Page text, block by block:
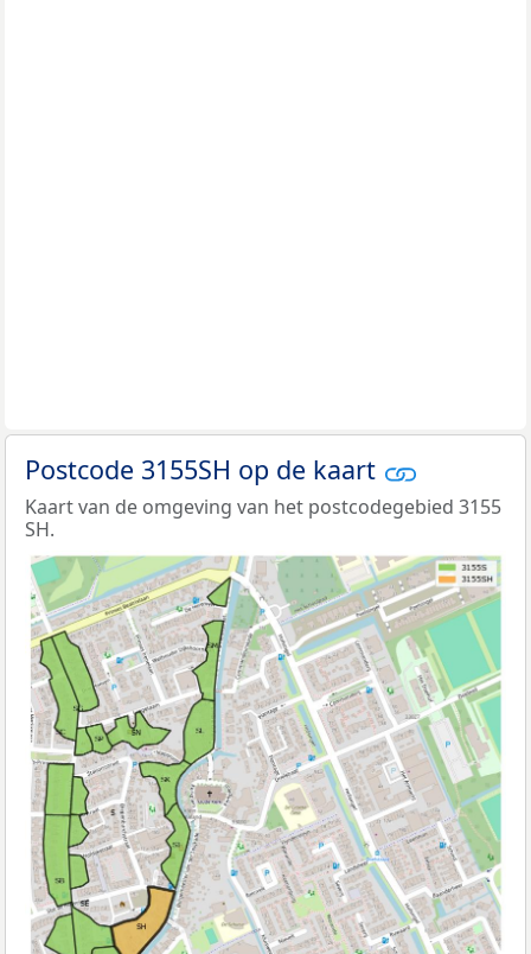
Postcode 3155SH op de kaart
Kaart van de omgeving van het postcodegebied 3155
SH.